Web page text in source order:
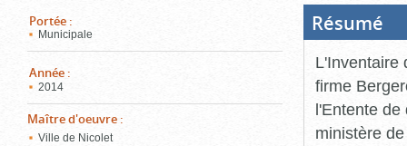
Portée :
Municipale
Année :
2014
Maître d'oeuvre :
Ville de Nicolet
Résumé
L'Inventaire
firme
l'Entente de
ministère